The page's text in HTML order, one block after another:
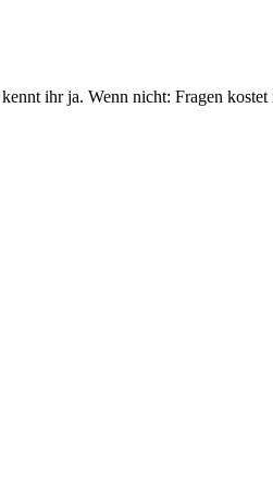
ihr ja. Wenn nicht: Fragen